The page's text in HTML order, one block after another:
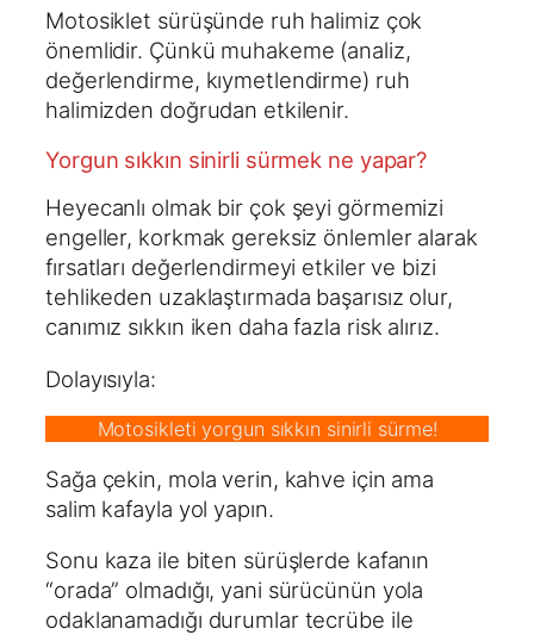
Motosiklet sürüşünde ruh halimiz çok
önemlidir. Çünkü muhakeme (analiz,
değerlendirme, kıymetlendirme) ruh
halimizden doğrudan etkilenir.
Yorgun sıkkın sinirli sürmek ne yapar?
Heyecanlı olmak bir çok şeyi görmemizi
engeller, korkmak gereksiz önlemler alarak
fırsatları değerlendirmeyi etkiler ve bizi
tehlikeden uzaklaştırmada başarısız olur,
canımız sıkkın iken daha fazla risk alırız.
Dolayısıyla:
Motosikleti yorgun sıkkın sinirli sürme!
Sağa çekin, mola verin, kahve için ama
salim kafayla yol yapın.
Sonu kaza ile biten sürüşlerde kafanın
“orada” olmadığı, yani sürücünün yola
odaklanamadığı durumlar tecrübe ile